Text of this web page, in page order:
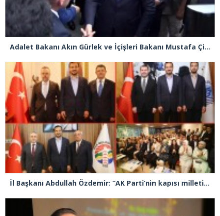
Adalet Bakanı Akın Gürlek ve İçişleri Bakanı Mustafa Çiftçi Esenyurt’ta
İl Başkanı Abdullah Özdemir: “AK Parti’nin kapısı milletine hizmet etmek isteyen herkese açıktır”